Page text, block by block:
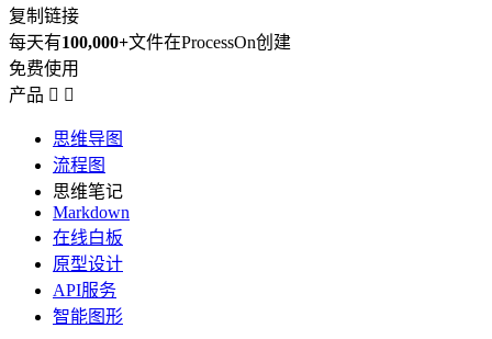
复制链接
每天有100,000+文件在ProcessOn创建
免费使用
产品  
思维导图
流程图
思维笔记
Markdown
在线白板
原型设计
API服务
智能图形